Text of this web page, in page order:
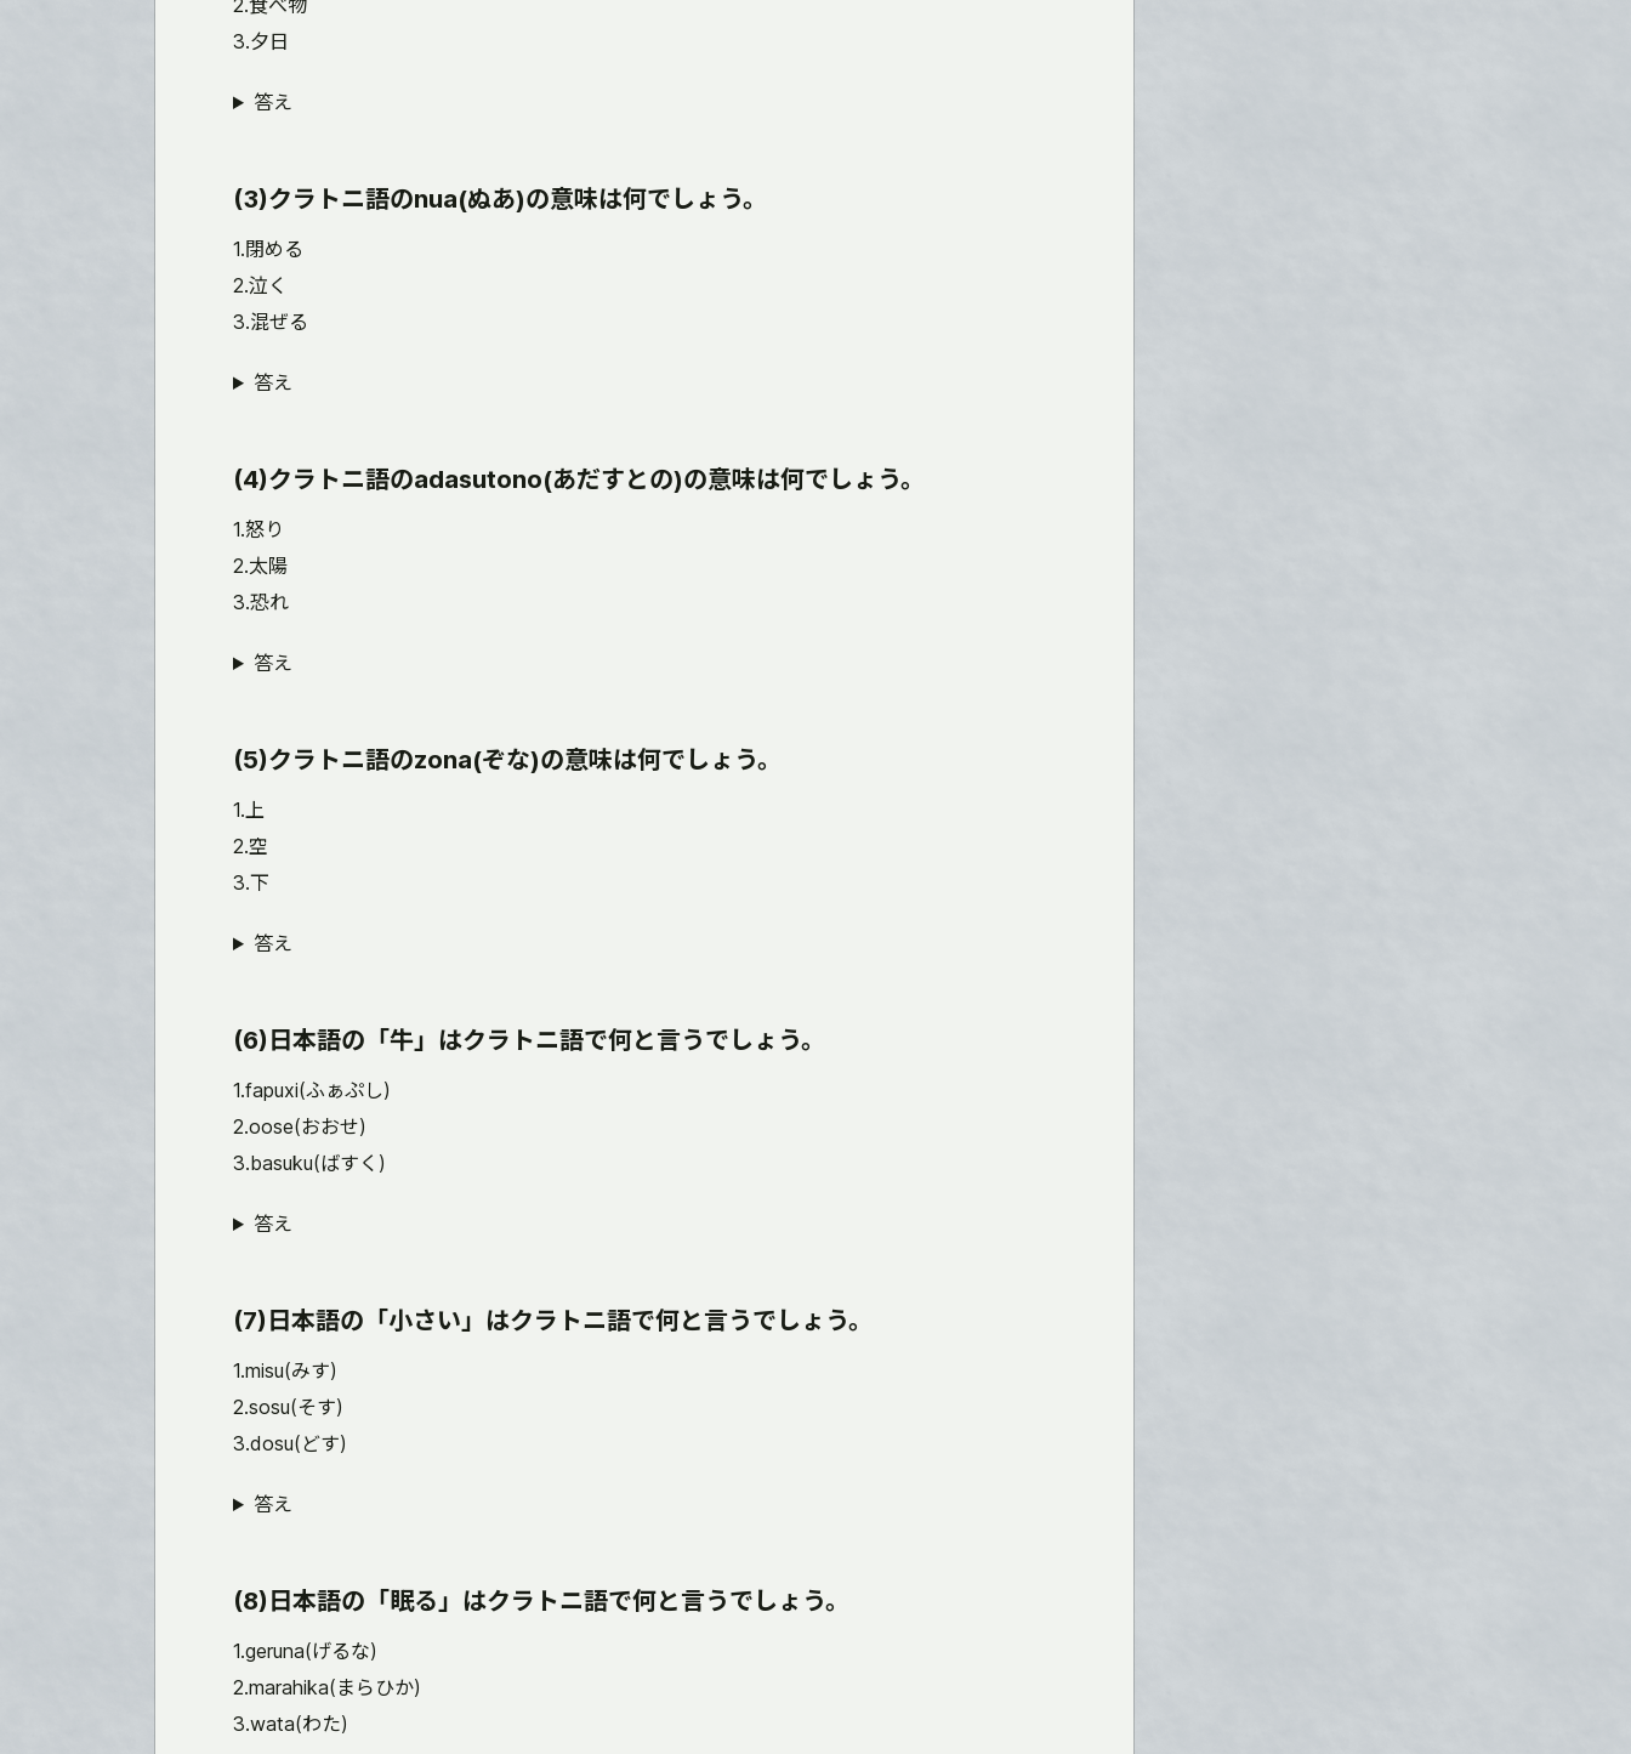
2.食べ物
3.夕日
答え
(3)クラトニ語のnua(ぬあ)の意味は何でしょう。
1.閉める
2.泣く
3.混ぜる
答え
(4)クラトニ語のadasutono(あだすとの)の意味は何でしょう。
1.怒り
2.太陽
3.恐れ
答え
(5)クラトニ語のzona(ぞな)の意味は何でしょう。
1.上
2.空
3.下
答え
(6)日本語の「牛」はクラトニ語で何と言うでしょう。
1.fapuxi(ふぁぷし)
2.oose(おおせ)
3.basuku(ばすく)
答え
(7)日本語の「小さい」はクラトニ語で何と言うでしょう。
1.misu(みす)
2.sosu(そす)
3.dosu(どす)
答え
(8)日本語の「眠る」はクラトニ語で何と言うでしょう。
1.geruna(げるな)
2.marahika(まらひか)
3.wata(わた)